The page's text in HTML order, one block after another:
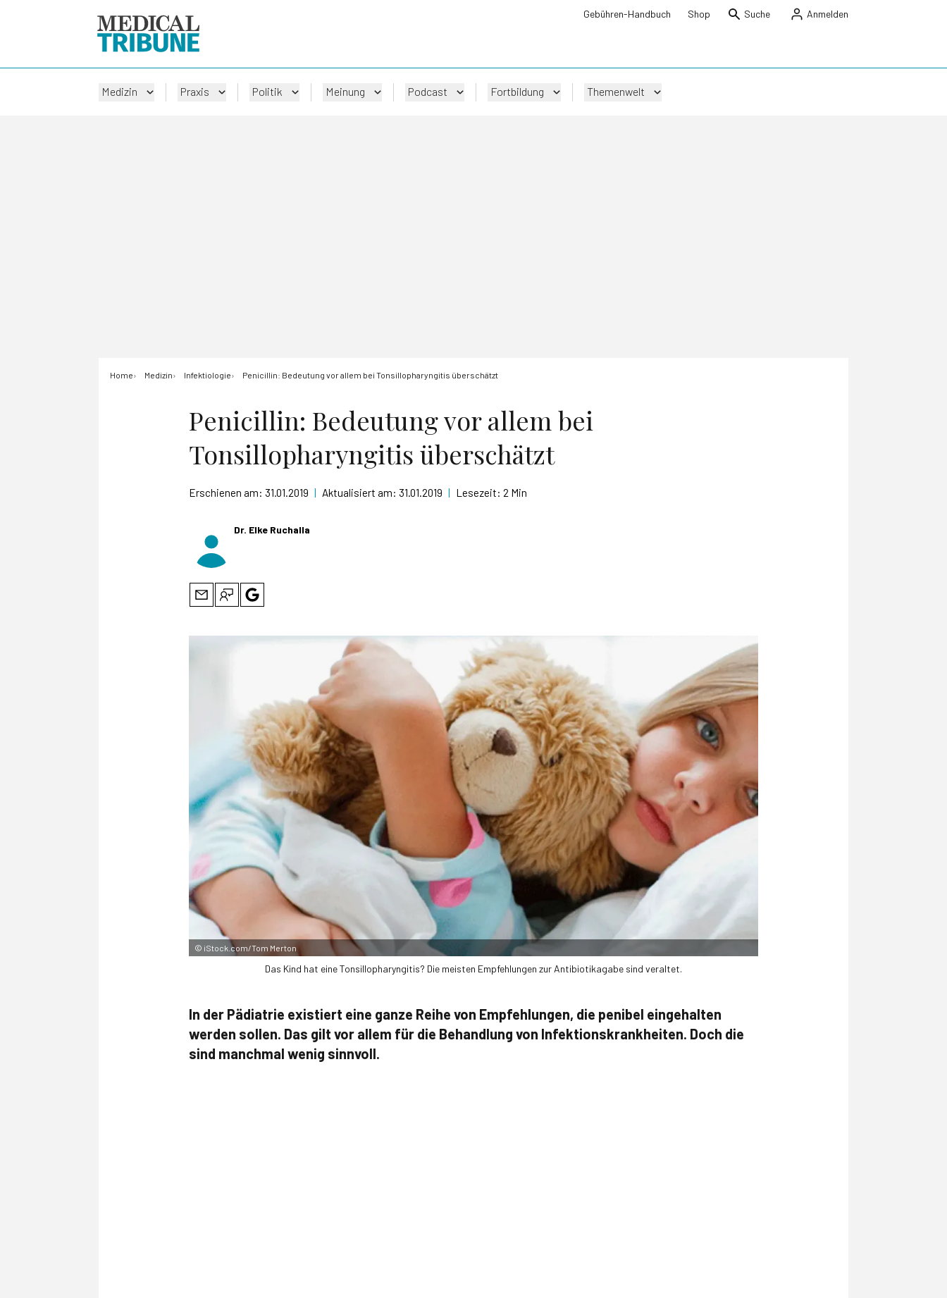
Gebühren-Handbuch Shop Suche Anmelden
Medizin Praxis Politik Meinung Podcast Fortbildung Themenwelt
Home Medizin Infektiologie Penicillin: Bedeutung vor allem bei Tonsillopharyngitis überschätzt
Penicillin: Bedeutung vor allem bei
Tonsillopharyngitis überschätzt
Erschienen am: 31.01.2019 | Aktualisiert am: 31.01.2019 | Lesezeit: 2 Min
Dr. Elke Ruchalla
© iStock.com/Tom Merton
Das Kind hat eine Tonsillopharyngitis? Die meisten Empfehlungen zur Antibiotikagabe sind veraltet.
In der Pädiatrie existiert eine ganze Reihe von Empfehlungen, die penibel eingehalten
werden sollen. Das gilt vor allem für die Behandlung von Infektionskrankheiten. Doch die
sind manchmal wenig sinnvoll.